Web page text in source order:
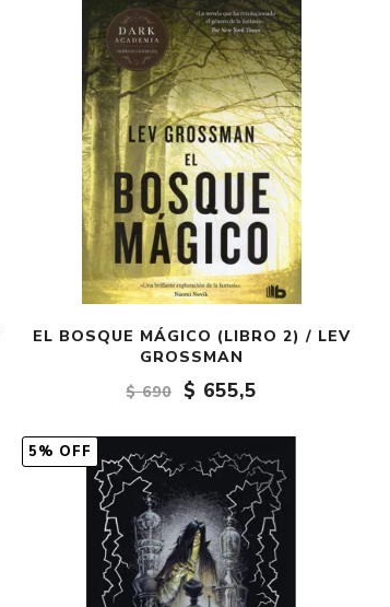
Crónica
Negocios
Ingenio
Ensayo
Ver todo
EL BOSQUE MÁGICO (LIBRO 2) / LEV
GROSSMAN
$ 690
$ 655,5
5% OFF